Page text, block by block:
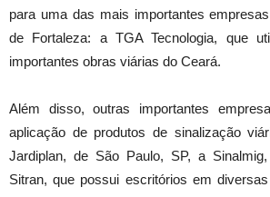
para uma das mais importantes
de Fortaleza: a TGA Tecnologia, que
importantes obras viárias do Ceará.
Além disso, outras importantes
aplicação de produtos de sinalização
Jardiplan, de São Paulo, SP, a
Sitran, que possui escritórios em